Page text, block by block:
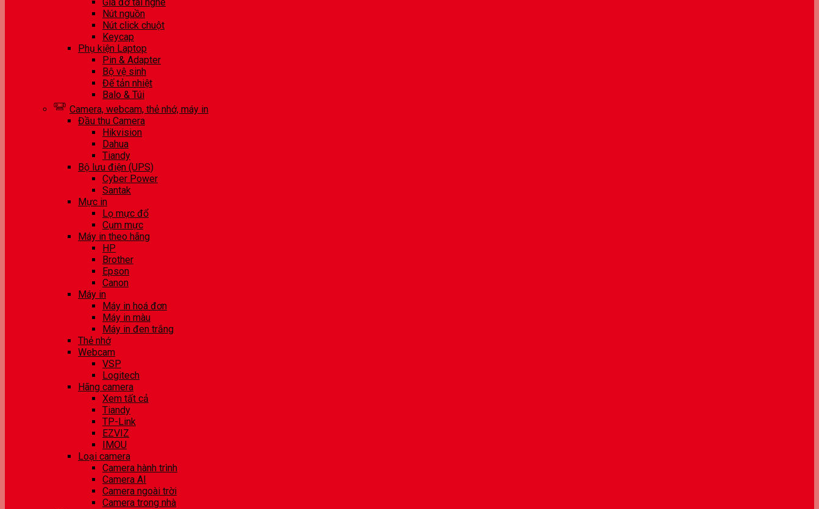
Nút nguồn
Nút click chuột
Keycap
Phụ kiện Laptop
Pin & Adapter
Bộ vệ sinh
Đế tản nhiệt
Balo & Túi
Camera, webcam, thẻ nhớ, máy in
Đầu thu Camera
Hikvision
Dahua
Tiandy
Bộ lưu điện (UPS)
Cyber Power
Santak
Mực in
Lọ mực đổ
Cụm mực
Máy in theo hãng
HP
Brother
Epson
Canon
Máy in
Máy in hoá đơn
Máy in màu
Máy in đen trắng
Thẻ nhớ
Webcam
VSP
Logitech
Hãng camera
Xem tất cả
Tiandy
TP-Link
EZVIZ
IMOU
Loại camera
Camera hành trình
Camera AI
Camera ngoài trời
Camera trong nhà